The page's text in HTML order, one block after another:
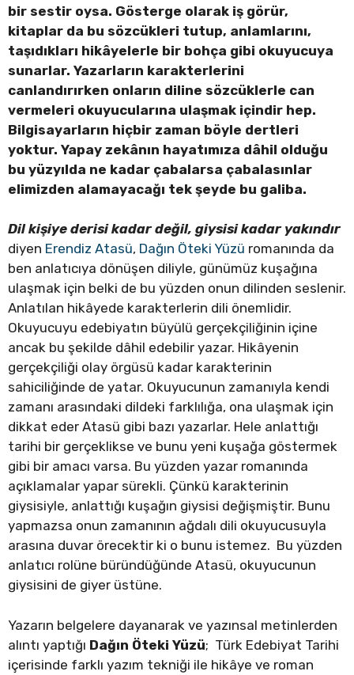
bir sestir oysa. Gösterge olarak iş görür,
kitaplar da bu sözcükleri tutup, anlamlarını,
taşıdıkları hikâyelerle bir bohça gibi okuyucuya
sunarlar. Yazarların karakterlerini
canlandırırken onların diline sözcüklerle can
vermeleri okuyucularına ulaşmak içindir hep.
Bilgisayarların hiçbir zaman böyle dertleri
yoktur. Yapay zekânın hayatımıza dâhil olduğu
bu yüzyılda ne kadar çabalarsa çabalasınlar
elimizden alamayacağı tek şeyde bu galiba.
Dil kişiye derisi kadar değil, giysisi kadar yakındır
diyen Erendiz Atasü, Dağın Öteki Yüzü romanında da
ben anlatıcıya dönüşen diliyle, günümüz kuşağına
ulaşmak için belki de bu yüzden onun dilinden seslenir.
Anlatılan hikâyede karakterlerin dili önemlidir.
Okuyucuyu edebiyatın büyülü gerçekçiliğinin içine
ancak bu şekilde dâhil edebilir yazar. Hikâyenin
gerçekçiliği olay örgüsü kadar karakterinin
sahiciliğinde de yatar. Okuyucunun zamanıyla kendi
zamanı arasındaki dildeki farklılığa, ona ulaşmak için
dikkat eder Atasü gibi bazı yazarlar. Hele anlattığı
tarihi bir gerçeklikse ve bunu yeni kuşağa göstermek
gibi bir amacı varsa. Bu yüzden yazar romanında
açıklamalar yapar sürekli. Çünkü karakterinin
giysisiyle, anlattığı kuşağın giysisi değişmiştir. Bunu
yapmazsa onun zamanının ağdalı dili okuyucusuyla
arasına duvar örecektir ki o bunu istemez. Bu yüzden
anlatıcı rolüne büründüğünde Atasü, okuyucunun
giysisini de giyer üstüne.
Yazarın belgelere dayanarak ve yazınsal metinlerden
alıntı yaptığı Dağın Öteki Yüzü; Türk Edebiyat Tarihi
içerisinde farklı yazım tekniği ile hikâye ve roman